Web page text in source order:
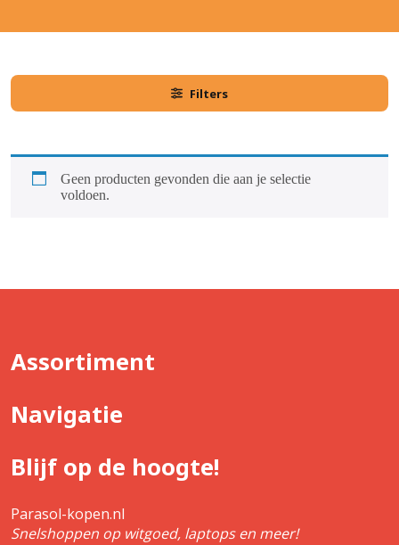
Filters
Geen producten gevonden die aan je selectie
voldoen.
Assortiment
Navigatie
Blijf op de hoogte!
Parasol-kopen.nl
Snelshoppen op witgoed, laptops en meer!